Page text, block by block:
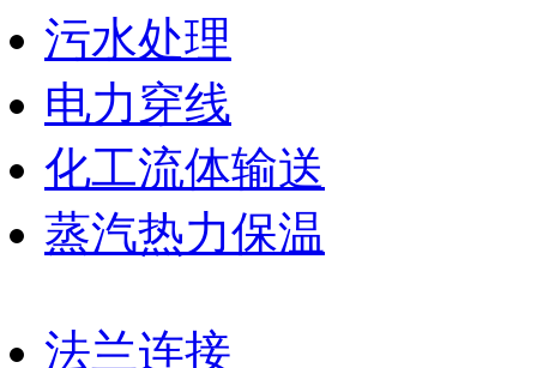
污水处理
电力穿线
化工流体输送
蒸汽热力保温
法兰连接